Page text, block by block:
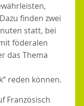
finden zwei
statt, bei
föderalen
das Thema
reden können.
Französisch